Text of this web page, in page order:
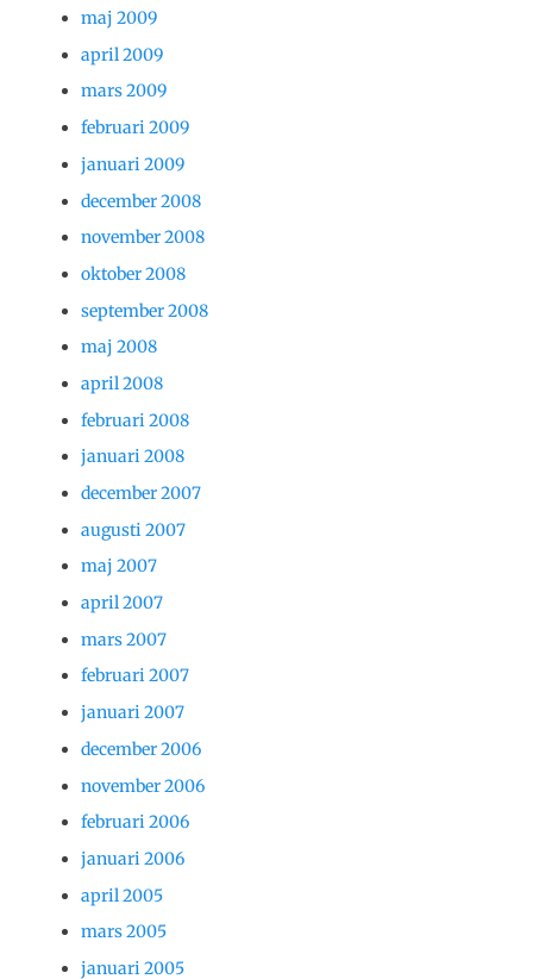
maj 2009
april 2009
mars 2009
februari 2009
januari 2009
december 2008
november 2008
oktober 2008
september 2008
maj 2008
april 2008
februari 2008
januari 2008
december 2007
augusti 2007
maj 2007
april 2007
mars 2007
februari 2007
januari 2007
december 2006
november 2006
februari 2006
januari 2006
april 2005
mars 2005
januari 2005